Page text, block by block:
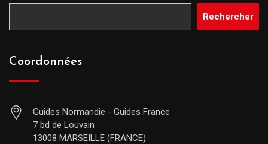
Rechercher
Coordonnées
Guides Normandie - Guides France
7 bd de Louvain
13008 MARSEILLE (FRANCE)